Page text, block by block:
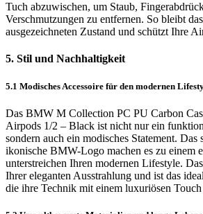
Tuch abzuwischen, um Staub,
Verschmutzungen zu entfernen. So bleibt
ausgezeichneten Zustand und schützt Ihre
5. Stil und Nachhaltigkeit
5.1 Modisches Accessoire für den modernen
Das BMW M Collection PC PU Carbon
Airpods 1/2 – Black ist nicht nur ein
sondern auch ein modisches Statement.
ikonische BMW-Logo machen es zu einem
unterstreichen Ihren modernen Lifestyle.
Ihrer eleganten Ausstrahlung und ist das
die ihre Technik mit einem luxuriösen Touch